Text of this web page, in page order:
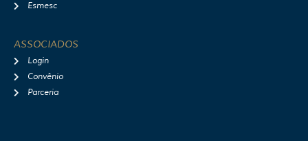
Esmesc
ASSOCIADOS
Login
Convênio
Parceria